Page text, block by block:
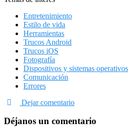
Entretenimiento
Estilo de vida
Herramientas
Trucos Android
Trucos iOS
Fotografía
Dispositivos y sistemas operativos
Comunicación
Errores
Dejar comentario
Déjanos un comentario